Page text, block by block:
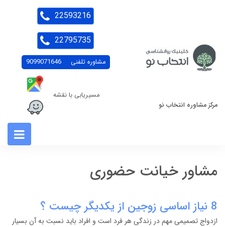
مرکز مشاوره انتخاب نو
مشاوره تلفنی 9099071646
مسیریابی با نقشه
22593216
22795735
مشاور خیانت حضوری
8 نیاز اساسی زوجین از یکدیگر چیست ؟
ازدواج تصمیمی مهم در زندگی هر فرد است و افراد باید نسبت به آن بسیار